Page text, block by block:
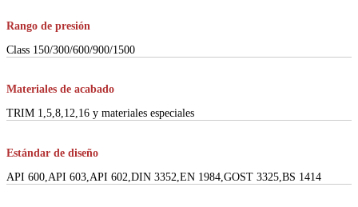
Rango de presión
Class 150/300/600/900/1500
Materiales de acabado
TRIM 1,5,8,12,16 y materiales especiales
Estándar de diseño
API 600,API 603,API 602,DIN 3352,EN 1984,GOST 3325,BS 1414